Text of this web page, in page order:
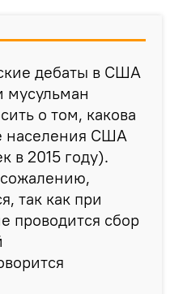
дебаты в США
мусульман
о том, какова
населения США
в 2015 году).
так как при
проводится сбор